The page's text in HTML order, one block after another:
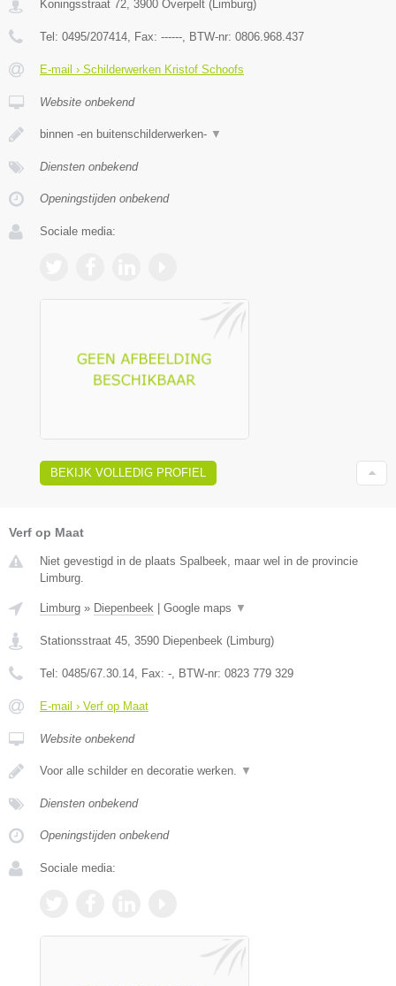
Koningsstraat 72 3900 Overpelt ( Limburg)
Tel: 0495/207414 , Fax: ------ , BTW-nr: 0806.968.437
E-mail › Schilderwerken Kristof Schoofs
Website onbekend
binnen -en buitenschilderwerken- ▼
Diensten onbekend
Openingstijden onbekend
Sociale media:
BEKIJK VOLLEDIG PROFIEL
Verf op Maat
Niet gevestigd in de plaats Spalbeek, maar wel in de provincie
Limburg.
Limburg » Diepenbeek | Google maps ▼
Stationsstraat 45 3590 Diepenbeek (Limburg)
Tel: 0485/67.30.14 , Fax: - , BTW-nr: 0823 779 329
E-mail › Verf op Maat
Website onbekend
Voor alle schilder en decoratie werken. ▼
Diensten onbekend
Openingstijden onbekend
Sociale media: